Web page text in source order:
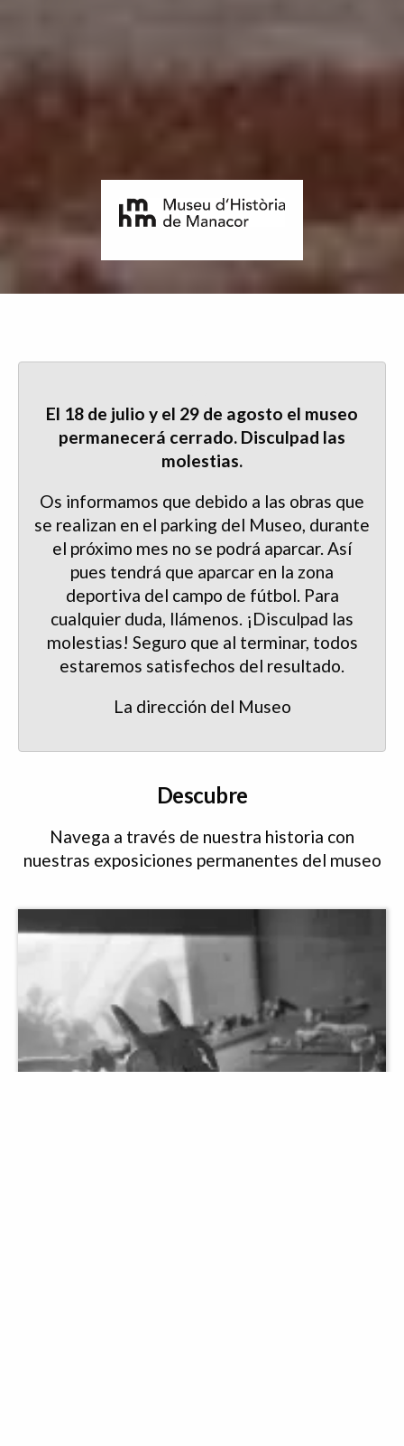
El 18 de julio y el 29 de agosto el museo
permanecerá cerrado. Disculpad las
molestias.
Os informamos que debido a las obras que
se realizan en el parking del Museo, durante
el próximo mes no se podrá aparcar. Así
pues tendrá que aparcar en la zona
deportiva del campo de fútbol. Para
cualquier duda, llámenos. ¡Disculpad las
molestias! Seguro que al terminar, todos
estaremos satisfechos del resultado.
La dirección del Museo
Descubre
Navega a través de nuestra historia con
nuestras exposiciones permanentes del museo